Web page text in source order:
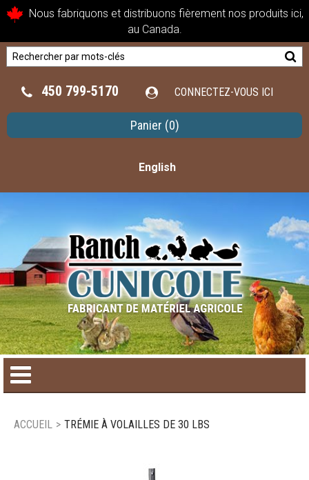
Nous fabriquons et distribuons fièrement nos produits ici,
au Canada.
450 799-5170 CONNECTEZ-VOUS ICI
Panier (0)
English
ACCUEIL > TRÉMIE À VOLAILLES DE 30 LBS